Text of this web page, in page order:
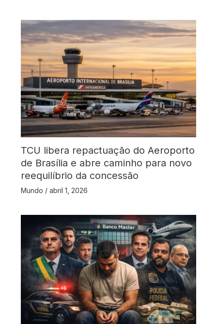
TCU libera repactuação do Aeroporto
de Brasília e abre caminho para novo
reequilíbrio da concessão
Mundo / abril 1, 2026